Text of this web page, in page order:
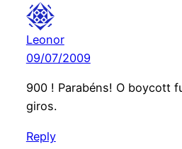
Leonor
09/07/2009
900 ! Parabéns! O boycott
giros.
Reply